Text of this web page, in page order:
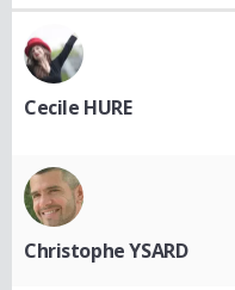
Cecile HURE
Christophe YSARD